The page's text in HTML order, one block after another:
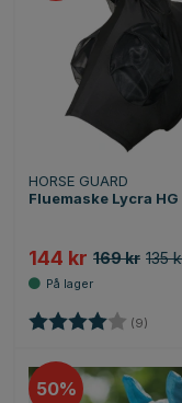
HORSE GUARD
Fluemaske Lycra
144 kr 169 kr 135
Karakter: (9)
50%